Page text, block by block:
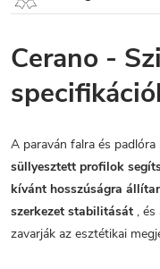
Cerano -
A paraván falra és
süllyesztett profilok
kívánt hosszúságra
szerkezet stabilitását , és
zavarják az esztétikai